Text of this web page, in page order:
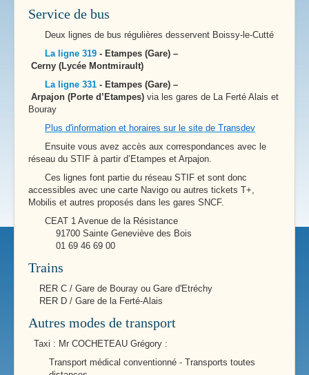
Service de bus
Deux lignes de bus régulières desservent Boissy-le-Cutté
La ligne 319 - Etampes (Gare) –
Cerny (Lycée Montmirault)
La ligne 331 - Etampes (Gare) –
Arpajon (Porte d’Etampes) via les gares de La Ferté Alais et
Bouray
Plus d'information et horaires sur le site de Transdev
Ensuite vous avez accès aux correspondances avec le
réseau du STIF à partir d’Etampes et Arpajon.
Ces lignes font partie du réseau STIF et sont donc
accessibles avec une carte Navigo ou autres tickets T+,
Mobilis et autres proposés dans les gares SNCF.
CEAT 1 Avenue de la Résistance
91700 Sainte Geneviève des Bois
01 69 46 69 00
Trains
RER C / Gare de Bouray ou Gare d'Etréchy
RER D / Gare de la Ferté-Alais
Autres modes de transport
Taxi : Mr COCHETEAU Grégory :
Transport médical conventionné - Transports toutes